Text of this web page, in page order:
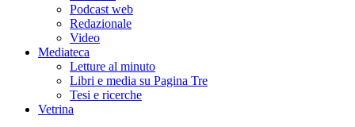
Podcast web
Redazionale
Video
Mediateca
Letture al minuto
Libri e media su Pagina Tre
Tesi e ricerche
Vetrina